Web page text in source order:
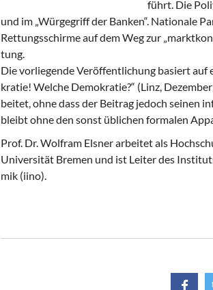
führt. Die
und im „Wür­ge­griff der Ban­ken“. Na­tio­na­le
Ret­tungs­schir­me auf dem Weg zur
tung.
Die vor­lie­gen­de Ver­öf­fent­li­chung ba­siert auf
kra­tie! Wel­che De­mo­kra­tie?“ (Linz,
bei­tet, ohne dass der Bei­trag je­doch sei­nen
bleibt ohne den sonst üb­li­chen for­ma­len
Prof. Dr. Wolf­ram Els­ner ar­bei­tet als
Uni­ver­si­tät Bre­men und ist Lei­ter des
mik (iino).